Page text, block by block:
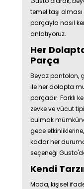
temel taşı
parçayla nasıl
anlatıyoruz.
Her
Parça
Beyaz pantolon,
ile her dolapta
parçadır. Farklı
zevke ve vücut
bulmak
gece
kadar her
seçeneği
Kendi
Moda, kişisel